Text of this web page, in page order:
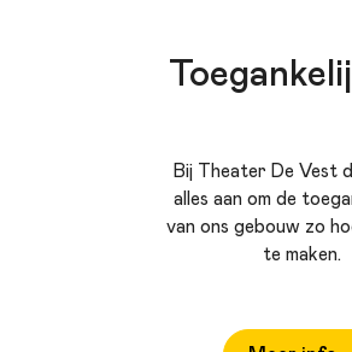
Bij Theater De Vest
alles aan om de
van ons gebouw zo
te maken.